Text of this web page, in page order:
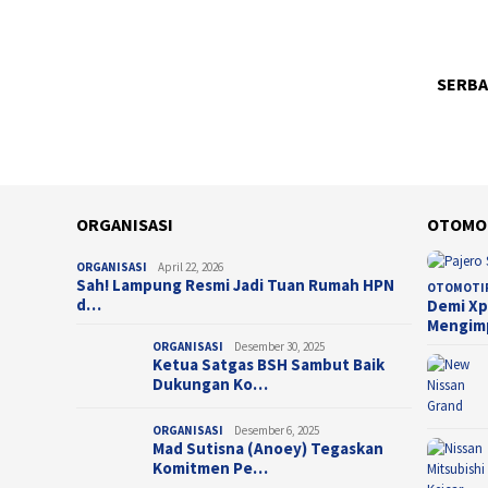
ORGANISASI
ORGANISASI April 22, 2026
Sah! Lampung Resmi Jadi Tuan Rumah HPN
d…
ORGANISASI Desember 30, 2025
Ketua Satgas BSH Sambut Baik
Dukungan Ko…
ORGANISASI Desember 6, 2025
Mad Sutisna (Anoey) Tegaskan
Komitmen Pe…
Demi